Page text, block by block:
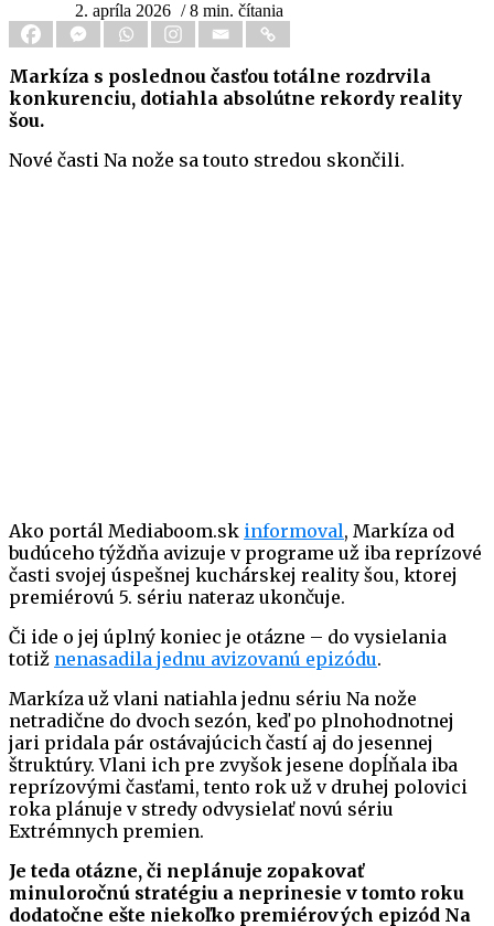
2. apríla 2026 / 8 min. čítania
Markíza s poslednou časťou totálne rozdrvila
konkurenciu, dotiahla absolútne rekordy reality
šou.
Nové časti Na nože sa touto stredou skončili.
Ako portál Mediaboom.sk informoval, Markíza od
budúceho týždňa avizuje v programe už iba reprízové
časti svojej úspešnej kuchárskej reality šou, ktorej
premiérovú 5. sériu nateraz ukončuje.
Či ide o jej úplný koniec je otázne – do vysielania
totiž nenasadila jednu avizovanú epizódu.
Markíza už vlani natiahla jednu sériu Na nože
netradične do dvoch sezón, keď po plnohodnotnej
jari pridala pár ostávajúcich častí aj do jesennej
štruktúry. Vlani ich pre zvyšok jesene dopĺňala iba
reprízovými časťami, tento rok už v druhej polovici
roka plánuje v stredy odvysielať novú sériu
Extrémnych premien.
Je teda otázne, či neplánuje zopakovať
minuloročnú stratégiu a neprinesie v tomto roku
dodatočne ešte niekoľko premiérových epizód Na